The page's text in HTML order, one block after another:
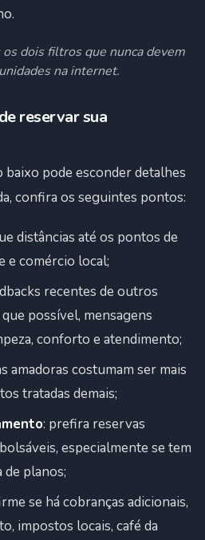
os dois filtros que nunca devem
na internet.
reservar sua
baixo pode esconder detalhes
confira os seguintes pontos:
distâncias até os pontos de
e comércio local;
recentes de outros
possível, mensagens
conforto e atendimento;
amadoras costumam ser mais
tratadas demais;
: prefira reservas
especialmente se tem
de planos;
se há cobranças adicionais,
impostos locais, café da